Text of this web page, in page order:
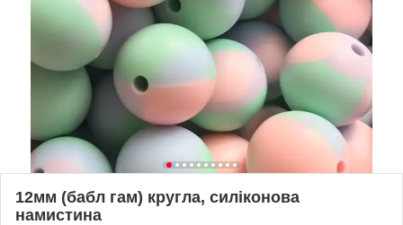
12мм (бабл гам) кругла, силіконова
намистина